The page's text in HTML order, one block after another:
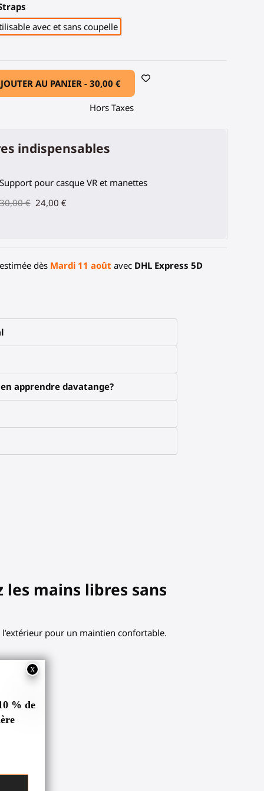
avec et sans coupelle
AU PANIER -30,00 €
Hors Taxes
indispensables
pour casque VR et manettes
€ 24,00 €
dès Mardi 11 août avec DHL Express 5D
apprendre davatange?
mains libres sans
pour un maintien confortable.